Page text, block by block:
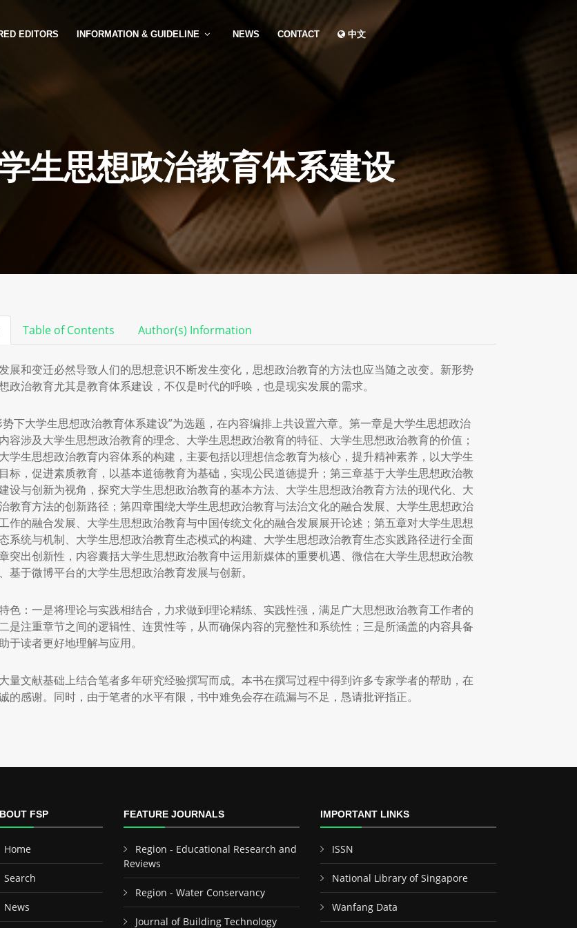
EDITORS INFORMATION & GUIDELINE NEWS CONTACT 中文
生思想政治教育体系建设
Table of Contents Author(s) Information
展和变迁必然导致人们的思想意识不断发生变化，思想政治教育的方法也应当随之改变。新形势
政治教育尤其是教育体系建设，不仅是时代的呼唤，也是现实发展的需求。
势下大学生思想政治教育体系建设”为选题，在内容编排上共设置六章。第一章是大学生思想政治
容涉及大学生思想政治教育的理念、大学生思想政治教育的特征、大学生思想政治教育的价值；
学生思想政治教育内容体系的构建，主要包括以理想信念教育为核心，提升精神素养，以大学生
标，促进素质教育，以基本道德教育为基础，实现公民道德提升；第三章基于大学生思想政治教
设与创新为视角，探究大学生思想政治教育的基本方法、大学生思想政治教育方法的现代化、大
教育方法的创新路径；第四章围绕大学生思想政治教育与法治文化的融合发展、大学生思想政治
作的融合发展、大学生思想政治教育与中国传统文化的融合发展展开论述；第五章对大学生思想
系统与机制、大学生思想政治教育生态模式的构建、大学生思想政治教育生态实践路径进行全面
突出创新性，内容囊括大学生思想政治教育中运用新媒体的重要机遇、微信在大学生思想政治教
基于微博平台的大学生思想政治教育发展与创新。
色：一是将理论与实践相结合，力求做到理论精练、实践性强，满足广大思想政治教育工作者的
是注重章节之间的逻辑性、连贯性等，从而确保内容的完整性和系统性；三是所涵盖的内容具备
于读者更好地理解与应用。
量文献基础上结合笔者多年研究经验撰写而成。本书在撰写过程中得到许多专家学者的帮助，在
的感谢。同时，由于笔者的水平有限，书中难免会存在疏漏与不足，恳请批评指正。
FSP
Home
Search
News
FEATURE JOURNALS
Region - Educational Research and
Reviews
Region - Water Conservancy
Journal of Building Technology
IMPORTANT LINKS
ISSN
National Library of Singapore
Wanfang Data